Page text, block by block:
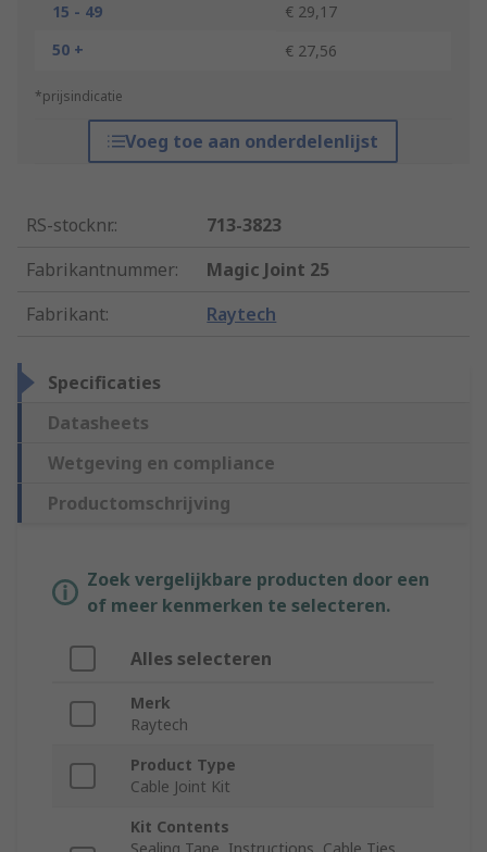
15 - 49
€ 29,17
50 +
€ 27,56
*prijsindicatie
Voeg toe aan onderdelenlijst
RS-stocknr.:
713-3823
Fabrikantnummer:
Magic Joint 25
Fabrikant: Raytech
Specificaties
Datasheets
Wetgeving en compliance
Productomschrijving
Zoek vergelijkbare producten door een
of meer kenmerken te selecteren.
Alles selecteren
Merk
Raytech
Product Type
Cable Joint Kit
Kit Contents